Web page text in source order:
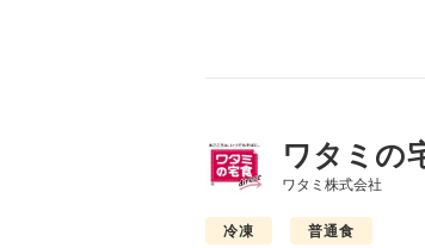
ワタミの
ワタミ株式会社
冷凍 普通食